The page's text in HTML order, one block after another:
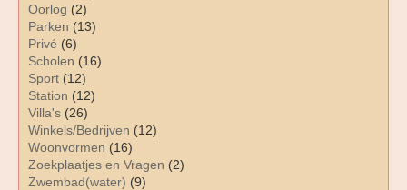
Oorlog (2)
Parken (13)
Privé (6)
Scholen (16)
Sport (12)
Station (12)
Villa's (26)
Winkels/Bedrijven (12)
Woonvormen (16)
Zoekplaatjes en Vragen (2)
Zwembad(water) (9)